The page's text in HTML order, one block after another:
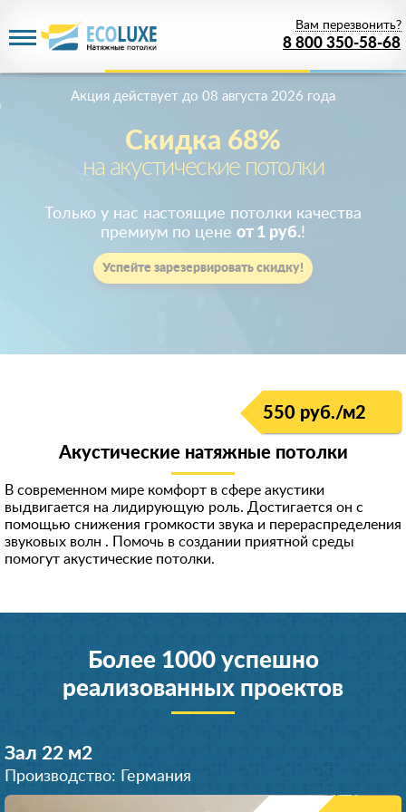
8 800 350-58-68
Вам перезвонить?
Скидка 68%
на акустические потолки
Акция действует до 08 августа 2026 года
Только у нас настоящие потолки качества
премиум по цене от 1 руб.!
Успейте зарезервировать скидку!
550 руб./м2
Акустические натяжные потолки
В современном мире комфорт в сфере акустики
выдвигается на лидирующую роль. Достигается он с
помощью снижения громкости звука и перераспределения
звуковых волн . Помочь в создании приятной среды
помогут акустические потолки.
Более 1000 успешно
реализованных проектов
Зал 22 м2
Производство: Германия